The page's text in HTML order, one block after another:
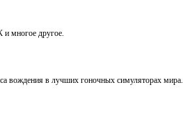
и многое другое.
вождения в лучших гоночных симуляторах мира.